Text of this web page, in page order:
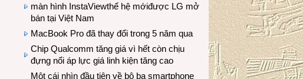
màn hình InstaViewthế hệ mớiđược LG mở
bán tại Việt Nam
MacBook Pro đã thay đổi trong 5 năm qua
Chip Qualcomm tăng giá vì hết còn chịu
đựng nổi áp lực giá linh kiện tăng cao
Một cái nhìn đầu tiên về bộ ba smartphone